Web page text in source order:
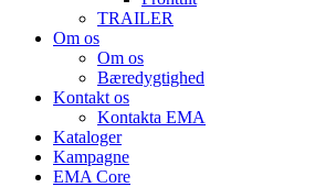
TRAILER
Om os
Om os
Bæredygtighed
Kontakt os
Kontakta EMA
Kataloger
Kampagne
EMA Core